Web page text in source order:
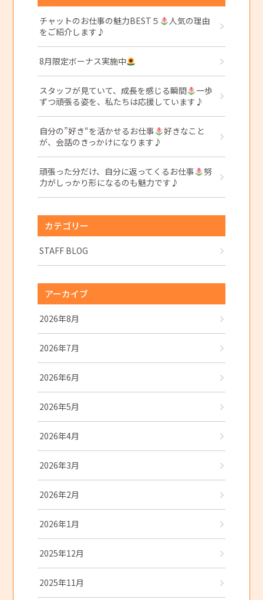
チャットのお仕事の魅力BEST５
人気の理由
をご紹介します♪
8月限定ボーナス実施中
スタッフが見ていて、成長を感じる瞬間
一歩
ずつ頑張る姿を、私たちは応援しています♪
自分の”好き“を活かせるお仕事
好きなこと
が、会話のきっかけになります♪
頑張った分だけ、自分に返ってくるお仕事
努
力がしっかり形になるのも魅力です♪
カテゴリー
STAFF BLOG
アーカイブ
2026年8月
2026年7月
2026年6月
2026年5月
2026年4月
2026年3月
2026年2月
2026年1月
2025年12月
2025年11月